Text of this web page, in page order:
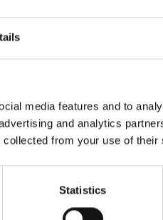
media features and to
and analytics
collected from your use of their
Statistics